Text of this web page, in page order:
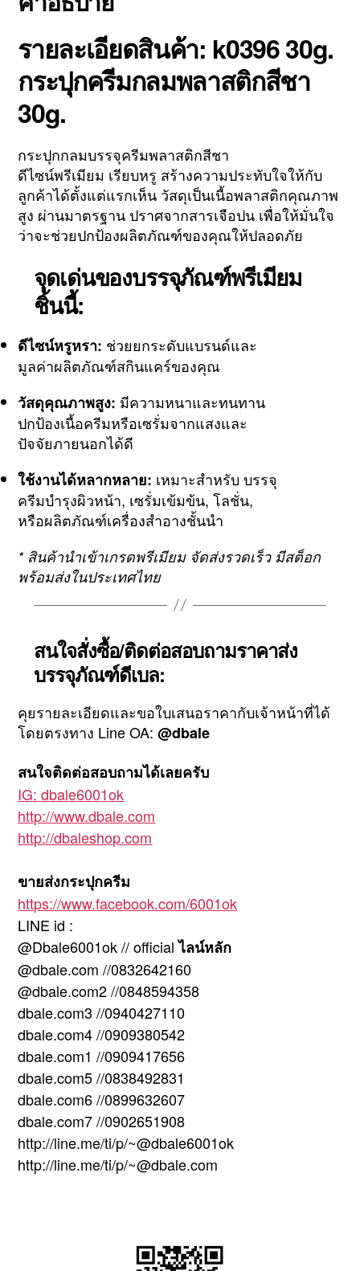
รายละเอียดสินค้า: k0396 30g.
กระปุกครีมกลมพลาสติกสีชา
30g.
กระปุกกลมบรรจุครีมพลาสติกสีชา
ดีไซน์พรีเมียม เรียบหรู สร้างความประทับใจให้กับ
ลูกค้าได้ตั้งแต่แรกเห็น วัสดุเป็นเนื้อพลาสติกคุณภาพ
สูง ผ่านมาตรฐาน ปราศจากสารเจือปน เพื่อให้มั่นใจ
ว่าจะช่วยปกป้องผลิตภัณฑ์ของคุณให้ปลอดภัย
จุดเด่นของบรรจุภัณฑ์พรีเมียม
ชิ้นนี้:
ดีไซน์หรูหรา: ช่วยยกระดับแบรนด์และ
มูลค่าผลิตภัณฑ์สกินแคร์ของคุณ
วัสดุคุณภาพสูง: มีความหนาและทนทาน
ปกป้องเนื้อครีมหรือเซรั่มจากแสงและ
ปัจจัยภายนอกได้ดี
ใช้งานได้หลากหลาย: เหมาะสำหรับ บรรจุ
ครีมบำรุงผิวหน้า, เซรั่มเข้มข้น, โลชั่น,
หรือผลิตภัณฑ์เครื่องสำอางชั้นนำ
* สินค้านำเข้าเกรดพรีเมียม จัดส่งรวดเร็ว มีสต็อก
พร้อมส่งในประเทศไทย
สนใจสั่งซื้อ/ติดต่อสอบถามราคาส่ง
บรรจุภัณฑ์ดีเบล:
คุยรายละเอียดและขอใบเสนอราคากับเจ้าหน้าที่ได้
โดยตรงทาง Line OA:@dbale
สนใจติดต่อสอบถามได้เลยครับ
IG: dbale6001ok
http://www.dbale.com
http://dbaleshop.com
ขายส่งกระปุกครีม
https://www.facebook.com/6001ok
LINE id :
@Dbale6001ok // officialไลน์หลัก
@dbale.com //0832642160
@dbale.com2 //0848594358
dbale.com3 //0940427110
dbale.com4 //0909380542
dbale.com1 //0909417656
dbale.com5 //0838492831
dbale.com6 //0899632607
dbale.com7 //0902651908
http://line.me/ti/p/~@dbale6001ok
http://line.me/ti/p/~@dbale.com